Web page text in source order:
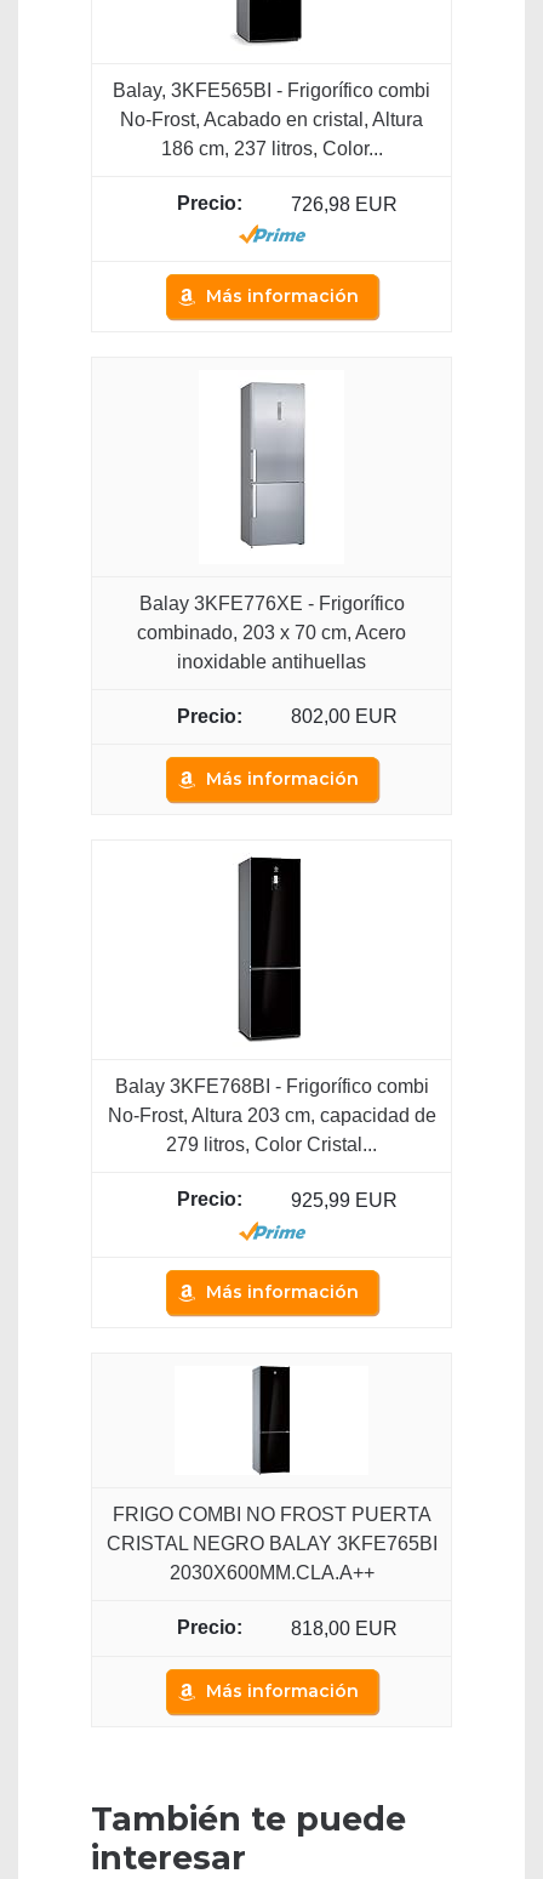
Balay, 3KFE565BI - Frigorífico combi
No-Frost, Acabado en cristal, Altura
186 cm, 237 litros, Color...
726,98 EUR
Más información
Balay 3KFE776XE - Frigorífico
combinado, 203 x 70 cm, Acero
inoxidable antihuellas
802,00 EUR
Más información
Balay 3KFE768BI - Frigorífico combi
No-Frost, Altura 203 cm, capacidad de
279 litros, Color Cristal...
925,99 EUR
Más información
FRIGO COMBI NO FROST PUERTA
CRISTAL NEGRO BALAY 3KFE765BI
2030X600MM.CLA.A++
818,00 EUR
Más información
También te puede
interesar